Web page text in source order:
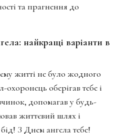
та прагнення до
найкращі варіанти в
житті не було жодного
оберігав тебе і
допомагав у будь-
життєвий шлях і
З Днем ангела тебе!